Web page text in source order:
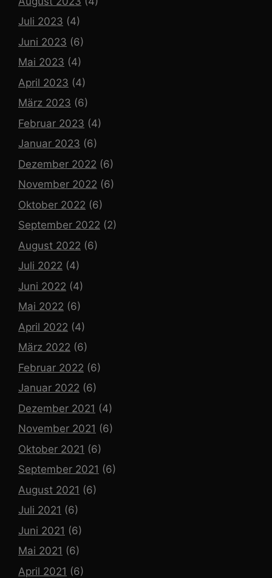
Juli 2023 (4)
Juni 2023 (6)
Mai 2023 (4)
April 2023 (4)
März 2023 (6)
Februar 2023 (4)
Januar 2023 (6)
Dezember 2022 (6)
November 2022 (6)
Oktober 2022 (6)
September 2022 (2)
August 2022 (6)
Juli 2022 (4)
Juni 2022 (4)
Mai 2022 (6)
April 2022 (4)
März 2022 (6)
Februar 2022 (6)
Januar 2022 (6)
Dezember 2021 (4)
November 2021 (6)
Oktober 2021 (6)
September 2021 (6)
August 2021 (6)
Juli 2021 (6)
Juni 2021 (6)
Mai 2021 (6)
April 2021 (6)